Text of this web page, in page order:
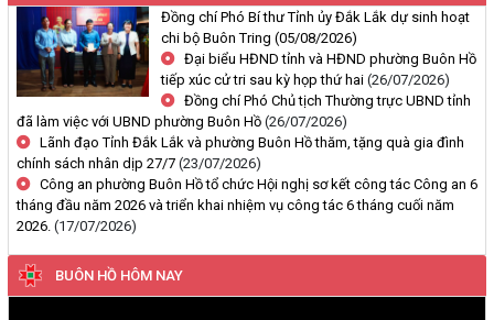
Thông báo về việc niêm yết, công khai hồ sơ mất Giấy chứng nhận
quyền sử dụng đất mang tên ông Cù Văn Châu và bà Nguyễn Thị
Kim Tâm. Thường trú tại: Phường Buôn Hồ, tỉnh Đắk Lắk
(29/07/2026, 00:00)
Thông báo về việc cấp giấy chứng nhận quyền sử dụng đất, tài sản
khác gắn liền với đất cho ông Lê Đình Lộc và ông Lê Đình Hậu sử
dụng đất tại phường Buôn Hồ, tỉnh Đắk Lắk
(24/07/2026, 00:00)
Thông báo về việc niêm yết công khai kết quả kiểm tra hồ sơ đăng
ký, cấp giấy chứng nhận diện tích tăng thêm của ông Nguyễn Tấn
Đồng chí Phó Bí thư Tỉnh ủy Đắk Lắk dự sinh hoạt
chi bộ Buôn Tring(05/08/2026)
Đại biểu HĐND tỉnh và HĐND phường Buôn Hồ
tiếp xúc cử tri sau kỳ họp thứ hai(26/07/2026)
Đồng chí Phó Chủ tịch Thường trực UBND tỉnh
đã làm việc với UBND phường Buôn Hồ (26/07/2026)
Lãnh đạo Tỉnh Đắk Lắk và phường Buôn Hồ thăm, tặng quà gia đình
chính sách nhân dịp 27/7 (23/07/2026)
Công an phường Buôn Hồ tổ chức Hội nghị sơ kết công tác Công an 6
tháng đầu năm 2026 và triển khai nhiệm vụ công tác 6 tháng cuối năm
2026. (17/07/2026)
BUÔN HỒ HÔM NAY